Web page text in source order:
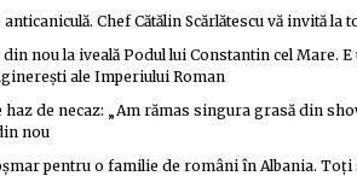
Chef Cătălin Scărlătescu vă invită la
din nou la iveală Podul lui Constantin cel Mare.
ale Imperiului Roman
haz de necaz: „Am rămas singura grasă din
nou
pentru o familie de români în Albania.